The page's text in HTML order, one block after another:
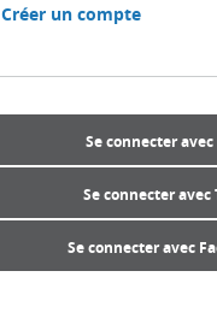
Créer un compte
Se connecter avec
Se connecter
Se connecter avec